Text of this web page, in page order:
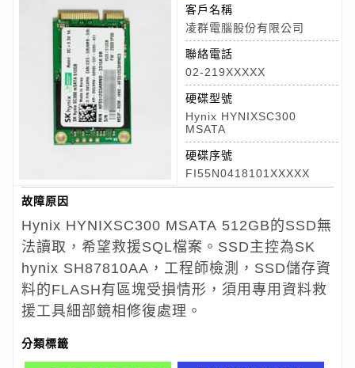
客戶名稱
凌群電腦股份有限公司
聯絡電話
02-219XXXXX
硬碟型號
Hynix HYNIXSC300
MSATA
硬碟序號
FI55N0418101XXXXX
故障原因
Hynix HYNIXSC300 MSATA 512GB的SSD無
法讀取，希望救援SQL檔案。SSD主控為SK
hynix SH87810AA，工程師檢測，SSD儲存資
料的FLASH有區塊受損情形，須用專用資料救
援工具細部鏡相修復處理。
分類標籤